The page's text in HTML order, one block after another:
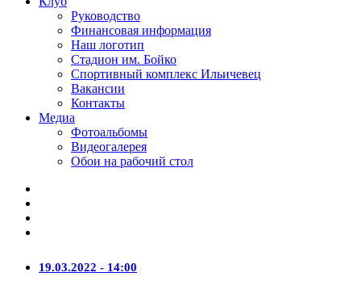
Руководство
Финансовая информация
Наш логотип
Стадион им. Бойко
Спортивный комплекс Ильичевец
Вакансии
Контакты
Медиа
Фотоальбомы
Видеогалерея
Обои на рабочий стол
19.03.2022 - 14:00